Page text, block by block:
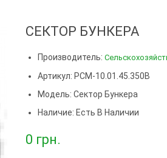
СЕКТОР БУНКЕРА
Производитель:
Артикул: РСМ-10.01.45.350В
Модель:Сектор Бункера
Наличие: Есть В Наличии
0 грн.